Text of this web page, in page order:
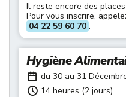
Il reste encore des places
Pour vous inscrire,
04 22 59 60 70 .
Hygiène
du 30 au 31
14 heures (2 jours)